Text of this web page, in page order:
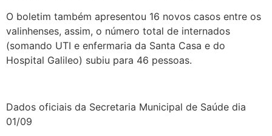
O boletim também apresentou 16 novos casos entre os
valinhenses, assim, o número total de internados
(somando UTI e enfermaria da Santa Casa e do
Hospital Galileo) subiu para 46 pessoas.
Dados oficiais da Secretaria Municipal de Saúde dia
01/09